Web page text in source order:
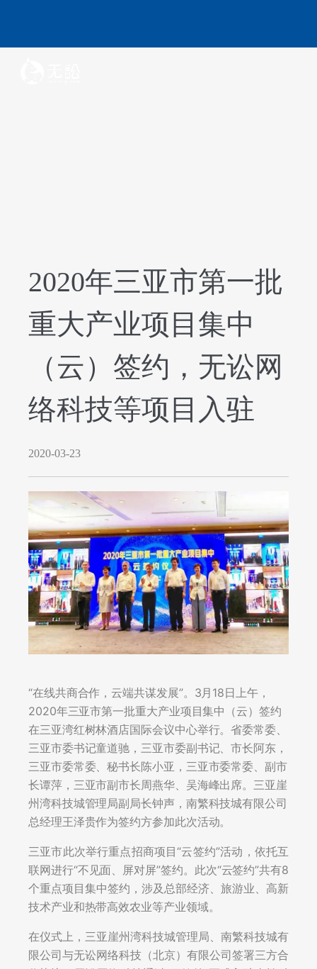
2020年三亚市第一批
重大产业项目集中
（云）签约，无讼网
络科技等项目入驻
2020-03-23
“在线共商合作，云端共谋发展”。3月18日上午，
2020年三亚市第一批重大产业项目集中（云）签约
在三亚湾红树林酒店国际会议中心举行。省委常委、
三亚市委书记童道驰，三亚市委副书记、市长阿东，
三亚市委常委、秘书长陈小亚，三亚市委常委、副市
长谭萍，三亚市副市长周燕华、吴海峰出席。三亚崖
州湾科技城管理局副局长钟声，南繁科技城有限公司
总经理王泽贵作为签约方参加此次活动。
三亚市此次举行重点招商项目“云签约”活动，依托互
联网进行“不见面、屏对屏”签约。此次“云签约”共有8
个重点项目集中签约，涉及总部经济、旅游业、高新
技术产业和热带高效农业等产业领域。
在仪式上，三亚崖州湾科技城管理局、南繁科技城有
限公司与无讼网络科技（北京）有限公司签署三方合